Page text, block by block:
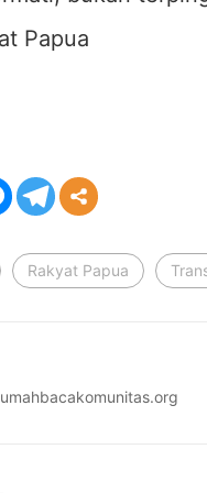
Papua
Rakyat Papua